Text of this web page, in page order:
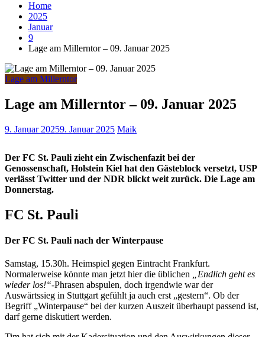
Home
2025
Januar
9
Lage am Millerntor – 09. Januar 2025
Lage am Millerntor
Lage am Millerntor – 09. Januar 2025
9. Januar 20259. Januar 2025 Maik
Der FC St. Pauli zieht ein Zwischenfazit bei der
Genossenschaft, Holstein Kiel hat den Gästeblock versetzt, USP
verlässt Twitter und der NDR blickt weit zurück. Die Lage am
Donnerstag.
FC St. Pauli
Der FC St. Pauli nach der Winterpause
Samstag, 15.30h. Heimspiel gegen Eintracht Frankfurt.
Normalerweise könnte man jetzt hier die üblichen
„Endlich geht es
wieder los!“-Phrasen abspulen, doch irgendwie war der
Auswärtssieg in Stuttgart gefühlt ja auch erst „gestern“. Ob der
Begriff „Winterpause“ bei der kurzen Auszeit überhaupt passend ist,
darf gerne diskutiert werden.